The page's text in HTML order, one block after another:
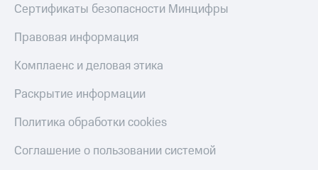
Сертификаты безопасности Минцифры
Правовая информация
Комплаенс и деловая этика
Раскрытие информации
Политика обработки cookies
Соглашение о пользовании системой